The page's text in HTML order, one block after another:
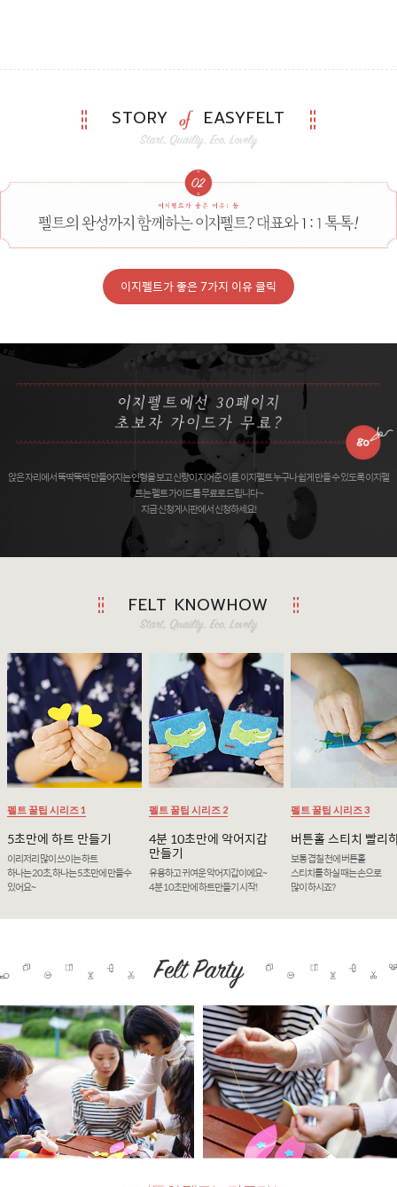
STORY EASYFELT
이지펠트가 좋은 7가지 이유 클릭
앉은 자리에서 뚝딱뚝딱 만들어지는 인형을 보고 신랑이 지어준 이름, 이지펠트 누구나 쉽게 만들 수 있도록 이지펠
트는 펠트 가이드를 무료로 드립니다 ~
지금 신청게시판에서 신청하세요!
FELT KNOWHOW
펠트 꿀팁 시리즈 1
5초만에 하트 만들기
이리저리 많이 쓰이는 하트
하나는 20초, 하나는 5초만에 만들수
있어요~
펠트 꿀팁 시리즈 2
4분 10초만에 악어지갑
만들기
유용하고 귀여운 악어지갑이에요~
4분 10초만에 하트만들기 시작!
펠트 꿀팁 시리즈 3
버튼홀 스티치 빨리
보통 겹칠 천에 버튼홀
스티치를 하실 때는 손으로
많이 하시죠?